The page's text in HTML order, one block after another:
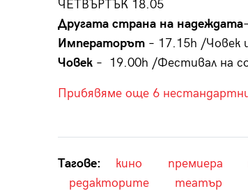
ЧЕТВЪРТЪК 18.05
Другата страна на надеждата
Императорът– 17.15h /Човек
Човек– 19.00h /Фестивал на
Прибявяме още 6
Тагове: кино премиера
редакторите
театър